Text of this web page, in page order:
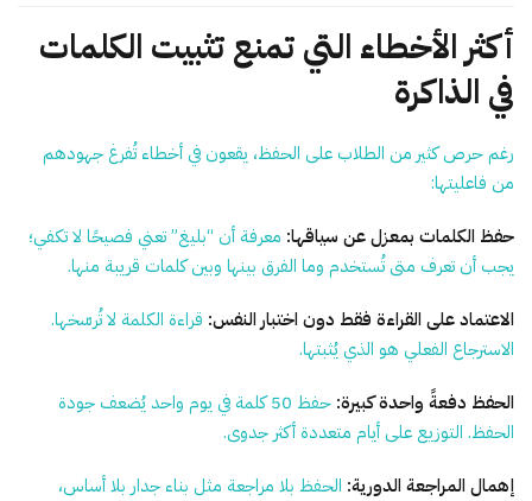
أكثر الأخطاء التي تمنع تثبيت الكلمات
في الذاكرة
رغم حرص كثير من الطلاب على الحفظ، يقعون في أخطاء تُفرغ جهودهم
من فاعليتها:
حفظ الكلمات بمعزل عن سياقها: معرفة أن “بليغ” تعني فصيحًا لا تكفي؛
يجب أن تعرف متى تُستخدم وما الفرق بينها وبين كلمات قريبة منها.
الاعتماد على القراءة فقط دون اختبار النفس: قراءة الكلمة لا تُرسّخها.
الاسترجاع الفعلي هو الذي يُثبتها.
الحفظ دفعةً واحدة كبيرة:
حفظ 50 كلمة في يوم واحد يُضعف جودة
الحفظ. التوزيع على أيام متعددة أكثر جدوى.
إهمال المراجعة الدورية: الحفظ بلا مراجعة مثل بناء جدار بلا أساس،